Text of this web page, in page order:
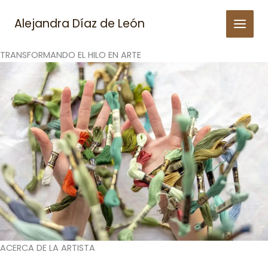
Alejandra Díaz de León
TRANSFORMANDO EL HILO EN ARTE
ACERCA DE LA ARTISTA